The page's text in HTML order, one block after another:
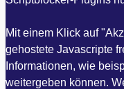
Mit einem Klick auf
gehostete Javascripte
Informationen, wie
weitergeben können.